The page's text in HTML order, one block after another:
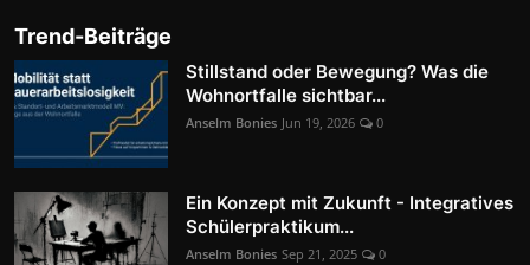
Trend-Beiträge
Stillstand oder Bewegung? Was die
Wohnortfalle sichtbar...
Anselm Bonies Jun 19, 2026 0
Ein Konzept mit Zukunft - Integratives
Schülerpraktikum...
Anselm Bonies Sep 21, 2025 0